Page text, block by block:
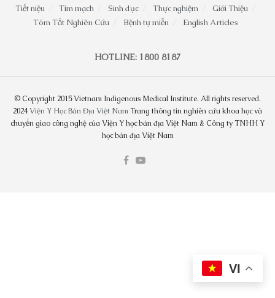
Tiết niệu
Tim mạch Sinh dục Thực nghiệm
Giới Thiệu
Tóm Tắt Nghiên Cứu
Bệnh tự miễn English Articles
HOTLINE: 1800 8187
© Copyright 2015 Vietnam Indigenous Medical Institute. All rights reserved.
2024Viện Y Học Bản Địa Việt NamTrang thông tin nghiên cứu khoa học và
chuyển giao công nghệ của Viện Y học bản địa Việt Nam & Công ty TNHH Y
học bản địa Việt Nam
VI